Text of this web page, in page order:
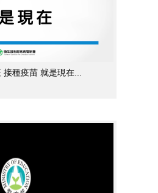
種疫苗 就是現在...